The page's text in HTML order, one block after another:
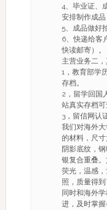
4、毕业证、
安排制作成品
5、成品做好
6、快递给客
快读邮寄）。
主营业务二
1，教育部学
存档。
2，留学回国
站真实存档可
3，留信网认
我们对海外
的材料，尺
阴影底纹，
银复合重叠
荧光，温感
照，质量得到
同时和海外
进，及时掌